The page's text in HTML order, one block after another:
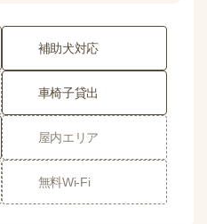
補助犬対応
車椅子貸出
屋内エリア
無料Wi-Fi